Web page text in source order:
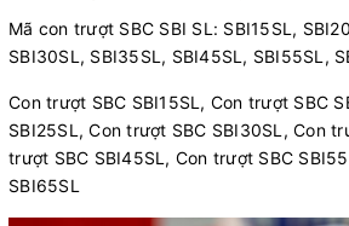
Mã con trượt SBC SBI SL: SBI15SL,
SBI30SL, SBI35SL, SBI45SL, SBI55SL,
Con trượt SBC SBI15SL, Con trượt SBC
SBI25SL, Con trượt SBC SBI30SL, Con
trượt SBC SBI45SL, Con trượt SBC
SBI65SL